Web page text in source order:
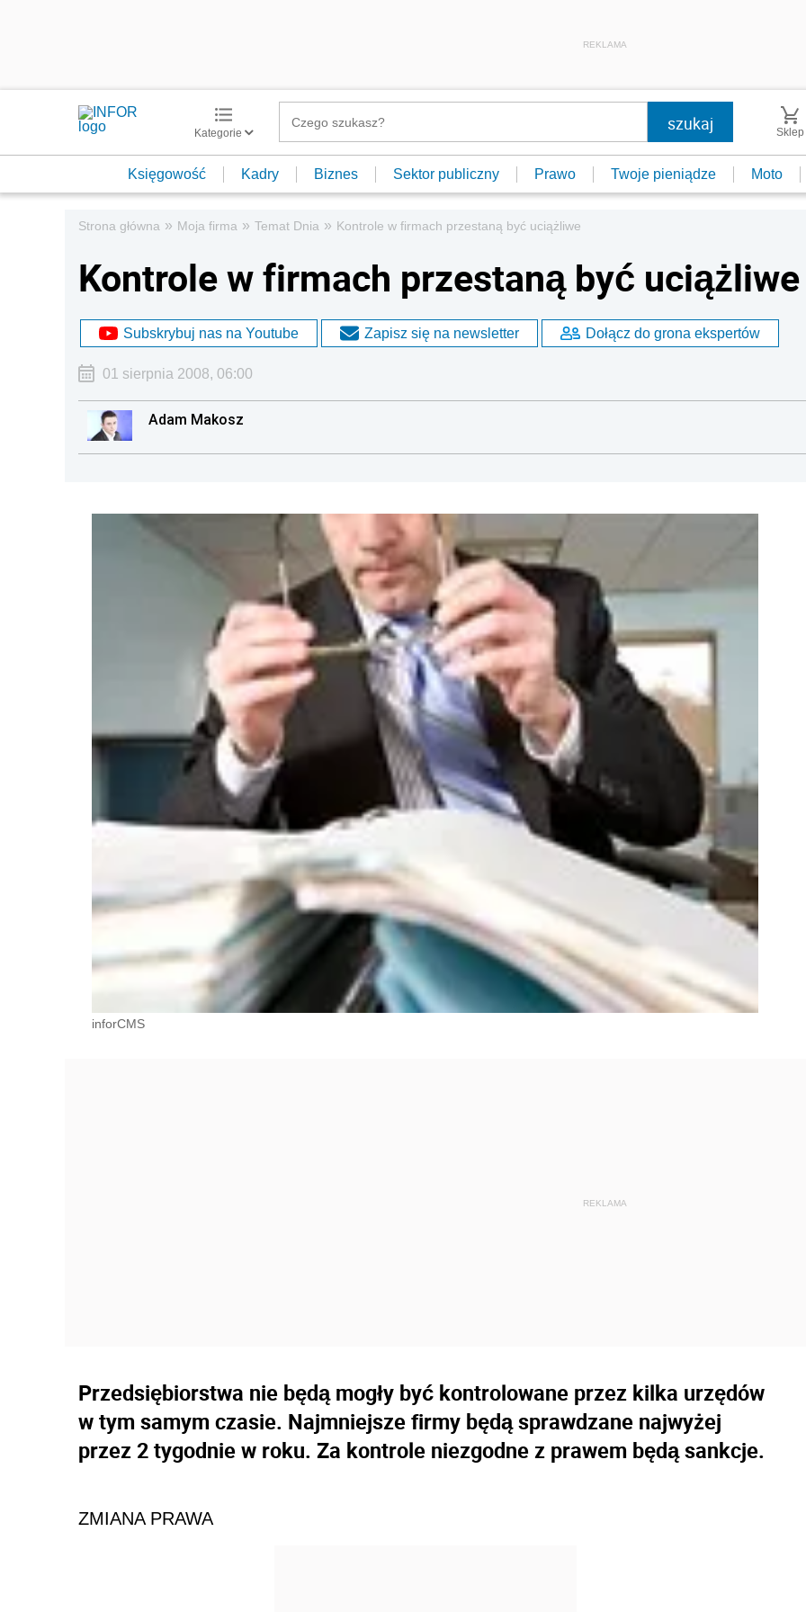
REKLAMA
Kategorie Sklep
Księgowość Kadry Biznes Sektor publiczny Prawo Twoje pieniądze Moto
Strona główna » Moja firma » Temat Dnia » Kontrole w firmach przestaną być uciążliwe
Kontrole w firmach przestaną być uciążliwe
Subskrybuj nas na Youtube Zapisz się na newsletter Dołącz do grona ekspertów
01 sierpnia 2008, 06:00
Adam Makosz
inforCMS
Przedsiębiorstwa nie będą mogły być kontrolowane przez kilka urzędów
w tym samym czasie. Najmniejsze firmy będą sprawdzane najwyżej
przez 2 tygodnie w roku. Za kontrole niezgodne z prawem będą sankcje.
ZMIANA PRAWA